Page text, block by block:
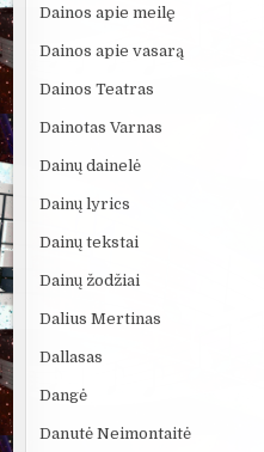
Dainos apie meilę
Dainos apie vasarą
Dainos Teatras
Dainotas Varnas
Dainų dainelė
Dainų lyrics
Dainų tekstai
Dainų žodžiai
Dalius Mertinas
Dallasas
Dangė
Danutė Neimontaitė